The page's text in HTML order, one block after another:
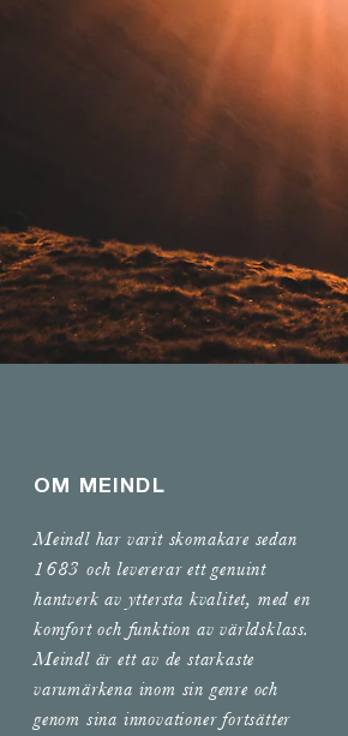
OM MEINDL
Meindl har varit skomakare sedan
1683 och levererar ett genuint
hantverk av yttersta kvalitet, med en
komfort och funktion av världsklass.
Meindl är ett av de starkaste
varumärkena inom sin genre och
genom sina innovationer fortsätter